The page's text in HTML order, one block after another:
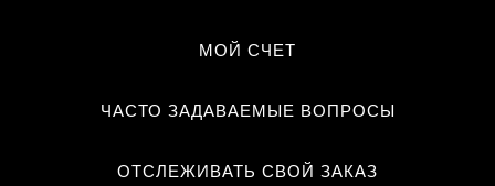
МОЙ СЧЕТ
ЧАСТО ЗАДАВАЕМЫЕ ВОПРОСЫ
ОТСЛЕЖИВАТЬ СВОЙ ЗАКАЗ